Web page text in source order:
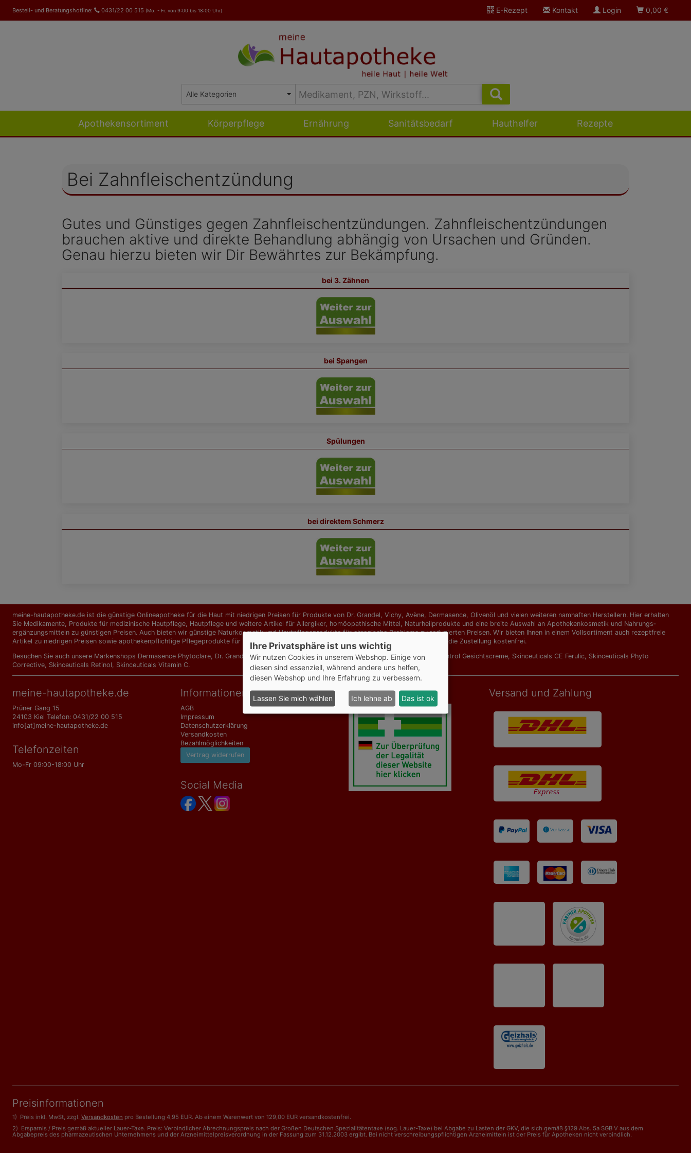
Bestell- und Beratungshotline: 0431/22 00 515 (Mo. - Fr. von 9:00 bis 18:00 Uhr) E-Rezept Kontakt Login 0,00 €
Apothekensortiment Körperpflege Ernährung Sanitätsbedarf Hauthelfer Rezepte
Bei Zahnfleischentzündung
Gutes und Günstiges gegen Zahnfleischentzündungen. Zahnfleischentzündungen
brauchen aktive und direkte Behandlung abhängig von Ursachen und Gründen.
Genau hierzu bieten wir Dir Bewährtes zur Bekämpfung.
bei 3. Zähnen
bei Spangen
Spülungen
bei direktem Schmerz
meine-hautapotheke.de ist die günstige Onlineapotheke für die Haut mit niedrigen Preisen für Produkte von Dr. Grandel, Vichy, Avène, Dermasence, Olivenöl und vielen weiteren namhaften Herstellern. Hier erhalten
Sie Medikamente, Produkte für medizinische Hautpflege, Hautpflege und weitere Artikel für Allergiker, homöopathische Mittel, Naturheilprodukte und eine breite Auswahl an Apothekenkosmetik und Nahrungs­
ergänzungs­mitteln zu günstigen Preisen. Auch bieten wir günstige Naturkosmetik und Hautpflegeprodukte für chronische Probleme zu reduzierten Preisen. Wir bieten Ihnen in einem Vollsortiment auch rezeptfreie
Artikel zu niedrigen Preisen sowie apothekenpflichtige Pflegeprodukte für hochwertige Ansprüche. Ab einem Bestellwert von 129,00 EUR ist die Zustellung kostenfrei.
Besuchen Sie auch unsere Markenshops Dermasence Phytoclare, Dr. Grandel Elements of Nature, Dr. Grandel Hydro Active ,Eucerin AtopiControl Gesichtscreme, Skinceuticals CE Ferulic, Skinceuticals Phyto
Corrective, Skinceuticals Retinol, Skinceuticals Vitamin C.
meine-hautapotheke.de
Prüner Gang 15
24103 Kiel Telefon: 0431/22 00 515
info[at]meine-hautapotheke.de
Telefonzeiten
Mo-Fr 09:00-18:00 Uhr
Informationen
AGB
Impressum
Datenschutzerklärung
Versandkosten
Bezahlmöglichkeiten
Vertrag widerrufen
Social Media
Geprüfte Sicherheit Versand und Zahlung
Preisinformationen
1) Preis inkl. MwSt, zzgl. Versandkosten pro Bestellung 4,95 EUR. Ab einem Warenwert von 129,00 EUR versandkostenfrei.
2) Ersparnis / Preis gemäß aktueller Lauer-Taxe. Preis: Verbindlicher Abrechnungspreis nach der Großen Deutschen Spezialitätentaxe (sog. Lauer-Taxe) bei Abgabe zu Lasten der GKV, die sich gemäß §129 Abs. 5a SGB V aus dem
Abgabepreis des pharmazeutischen Unternehmens und der Arzneimittelpreisverordnung in der Fassung zum 31.12.2003 ergibt. Bei nicht verschreibungspflichtigen Arzneimitteln ist der Preis für Apotheken nicht verbindlich.
Ihre Privatsphäre ist uns wichtig
Wir nutzen Cookies in unserem Webshop. Einige von
diesen sind essenziell, während andere uns helfen,
diesen Webshop und Ihre Erfahrung zu verbessern.
Lassen Sie mich wählen Ich lehne ab Das ist ok